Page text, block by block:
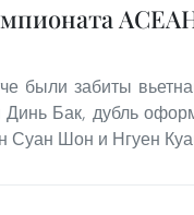
были забиты
Динь Бак, дубль
Суан Шон и Нгуен